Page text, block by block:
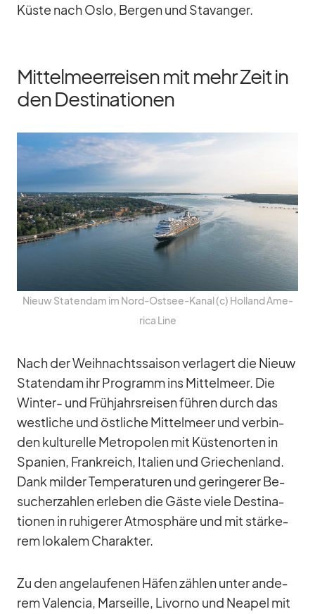
Küste nach Oslo, Ber­gen und Sta­van­ger.
Mittelmeerreisen mit mehr Zeit in
den Destinationen
Nieuw Sta­ten­dam im Nord-Ost­see-Ka­nal (c) Hol­land Ame­
rica Line
Nach der Weih­nachts­sai­son ver­la­gert die Nieuw
Sta­ten­dam ihr Pro­gramm ins Mit­tel­meer. Die
Win­ter- und Früh­jahrs­rei­sen füh­ren durch das
west­li­che und öst­li­che Mit­tel­meer und ver­bin­
den kul­tu­relle Me­tro­po­len mit Küs­ten­or­ten in
Spa­nien, Frank­reich, Ita­lien und Grie­chen­land.
Dank mil­der Tem­pe­ra­tu­ren und ge­rin­ge­rer Be­
su­cher­zah­len er­le­ben die Gäste viele De­sti­na­
tio­nen in ru­hi­ge­rer At­mo­sphäre und mit stär­ke­
rem lo­ka­lem Cha­rak­ter.
Zu den an­ge­lau­fe­nen Hä­fen zäh­len un­ter an­de­
rem Va­len­cia, Mar­seille, Li­vorno und Nea­pel mit